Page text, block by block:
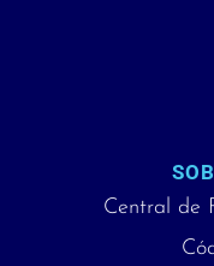
Central de